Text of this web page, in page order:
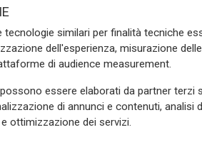
Liguria seguiteci sul
Facebook.
Mia,
tecnologie similari per finalità tecniche
dell'esperienza, misurazione
di audience measurement.
essere elaborati da partner terzi
di annunci e contenuti, analisi
ottimizzazione dei servizi.